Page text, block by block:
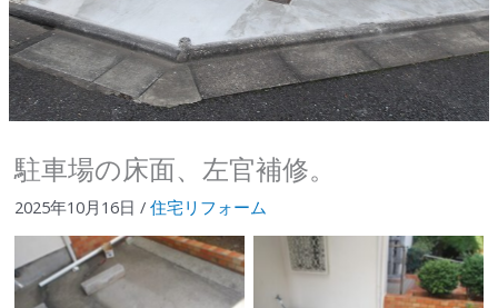
駐車場の床面、左官補修。
2025年10月16日 / 住宅リフォーム